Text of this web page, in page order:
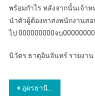
พร้อมกำไร หลังจากนั้นเจ้า
นำตัวผู้ต้องหาส่งพนักงานส
ไป 000000000จบ
นิวัตร ธาตุอินจันทร์ รายงาน
แนะแนว
อุดรธานี – พิธีบรรพชา “สามเณรปลูกรากแก้วศาสนทายาท” ภาคฤดูร้อนปี พ.ศ.2567 เพื่อน้อมถวายพระราชกุศลแด่ พระมหากษัตริยาธิราชเจ้า และพระบรมวงศานุวงศ์ ทุกพระองค์